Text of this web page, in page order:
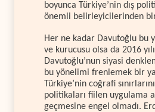
boyunca Türkiye’nin dış
önemli belirleyicilerinden
Her ne kadar Davutoğlu bu
ve kurucusu olsa da 2016
Davutoğlu’nun siyasi
bu yönelimi frenlemek bir
Türkiye’nin coğrafi
politikaları fiilen uygulama
geçmesine engel olmadı.